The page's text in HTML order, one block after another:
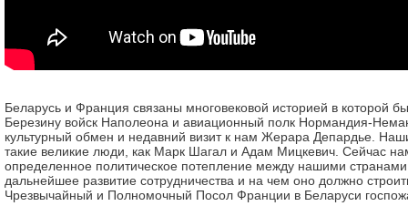
Беларусь и Франция связаны многовековой историей в которой
Березину войск Наполеона и авиационный полк Нормандия-
культурный обмен и недавний визит к нам Жерара Депардье.
такие великие люди, как Марк Шагал и Адам Мицкевич. Сейчас
определенное политическое потепление между нашими
дальнейшее развитие сотрудничества и на чем оно должно
Чрезвычайный и Полномочный Посол Франции в Беларуси